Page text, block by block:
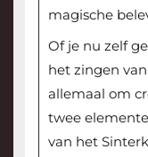
magische
Of je nu zelf
het zingen
allemaal om
twee
van het